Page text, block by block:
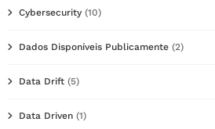
Cybersecurity (10)
Dados Disponíveis Publicamente (2)
Data Drift (5)
Data Driven (1)